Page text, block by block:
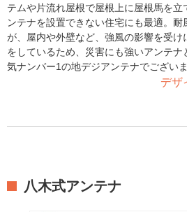
テムや片流れ屋根で屋根上に屋根馬を
ンテナを設置できない住宅にも最適。
が、屋内や外壁など、強風の影響を受け
をしているため、災害にも強いアンテナ
気ナンバー1の地デジアンテナでございま
デザ
八木式アンテナ